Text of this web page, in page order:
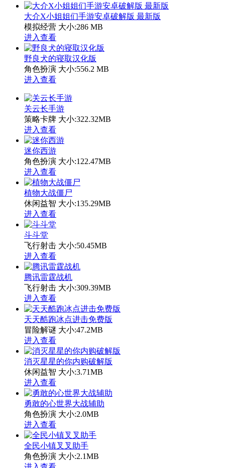
大介X小姐姐们手游安卓破解版 最新版
模拟经营 大小:286 MB
进入查看
野良犬的寝取汉化版
角色扮演 大小:556.2 MB
进入查看
关云长手游
策略卡牌 大小:322.32MB
进入查看
迷你西游
角色扮演 大小:122.47MB
进入查看
植物大战僵尸
休闲益智 大小:135.29MB
进入查看
斗斗堂
飞行射击 大小:50.45MB
进入查看
腾讯雷霆战机
飞行射击 大小:309.39MB
进入查看
天天酷跑冰点进击免费版
冒险解谜 大小:47.2MB
进入查看
消灭星星的你内购破解版
休闲益智 大小:3.71MB
进入查看
勇敢的心世界大战辅助
角色扮演 大小:2.0MB
进入查看
全民小镇叉叉助手
角色扮演 大小:2.1MB